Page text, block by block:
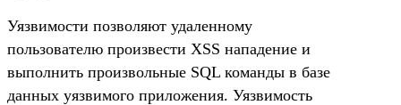
Уязвимости позволяют удаленному
пользователю произвести XSS нападение и
выполнить произвольные SQL команды в базе
данных уязвимого приложения. Уязвимость